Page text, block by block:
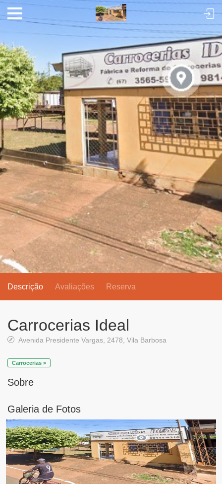
Descrição Avaliações Reserva
Carrocerias Ideal
Avenida Presidente Vargas, 2478, Vila Barbosa
Carrocerias >
Sobre
Galeria de Fotos